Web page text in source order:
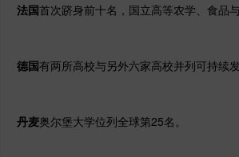
法国首次跻身前十名，国立高等农学、食品
德国有两所高校与另外六家高校并列可持续
丹麦奥尔堡大学位列全球第25名。